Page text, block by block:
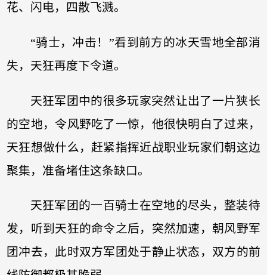
花、闪电，四散飞溅。
“骑士，冲击！”看到前方的冰天雪地全部消
失，天狂再度下令道。
天狂军团中的很多玩家突然让出了一片狭长
的空地，令风野吃了一惊，他很快明白了过来，
天狂想做什么，赶紧指挥近战职业玩家们朝这边
聚集，准备堵住这条缺口。
天狂军团的一百骑士在空地的尽头，整装待
发，听到天狂的命令之后，突然加速，朝风野军
团冲去，此时双方军团处于静止状态，双方的前